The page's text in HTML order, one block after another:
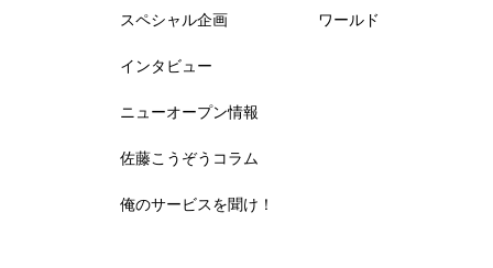
スペシャル企画
インタビュー
ニューオープン情報
佐藤こうぞうコラム
俺のサービスを聞け！
ワールド